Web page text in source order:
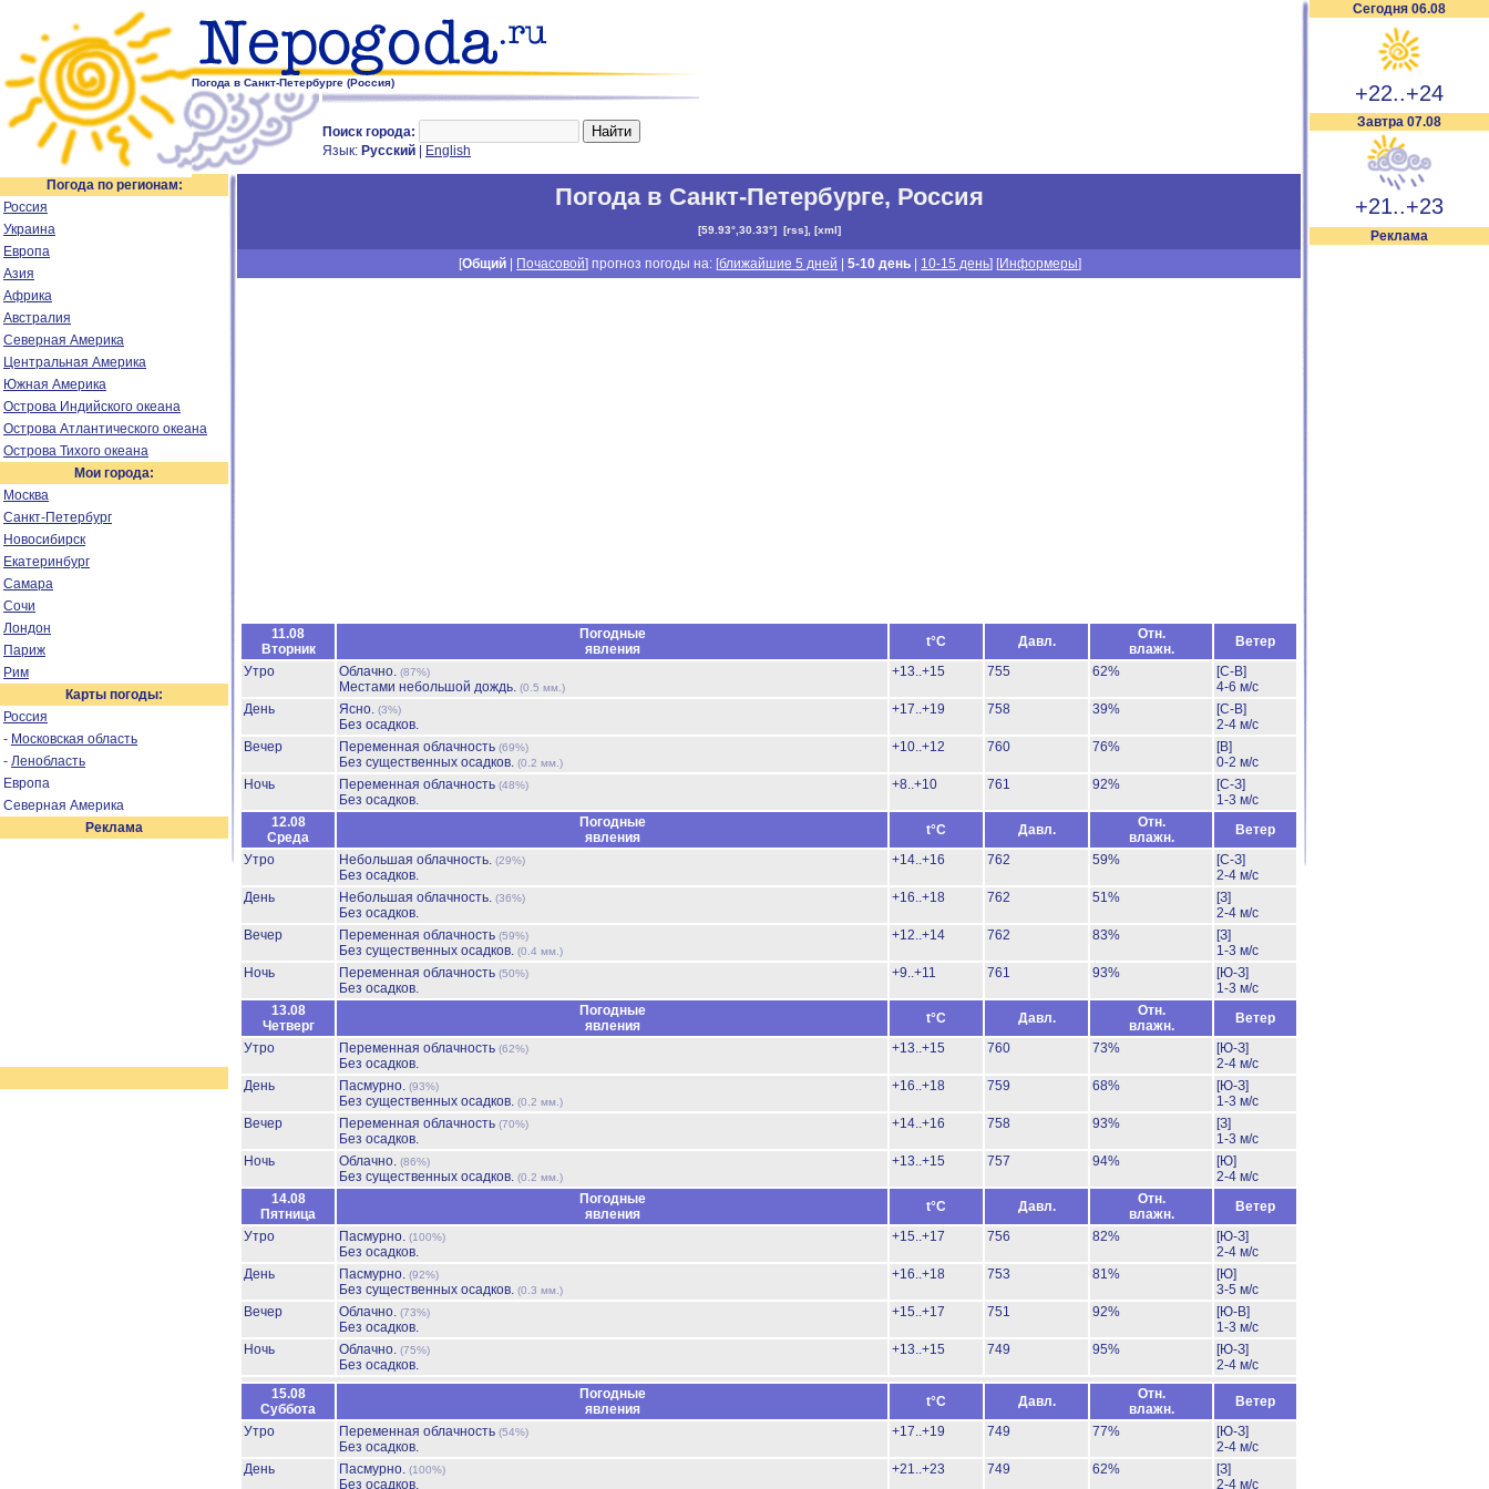
Погода в Санкт-Петербурге (Россия)
Поиск города:
Язык: Русский English
Сегодня 06.08
+22..+24
Завтра 07.08
+21..+23
Реклама
Погода по регионам:
Россия
Украина
Европа
Азия
Африка
Австралия
Северная Америка
Центральная Америка
Южная Америка
Острова Индийского океана
Острова Атлантического океана
Острова Тихого океана
Мои города:
Москва
Санкт-Петербург
Новосибирск
Екатеринбург
Самара
Сочи
Лондон
Париж
Рим
Карты погоды:
Россия
- Московская область
- Ленобласть
Европа
Северная Америка
Реклама
Погода в Санкт-Петербурге, Россия
[59.93°,30.33°] [rss], [xml]
[Общий Почасовой] прогноз погоды на: [ближайшие 5 дней |5-10 день 10-15 день] [Информеры]
11.08
Вторник
Погодные
явления
t°C Давл.
Отн.
влажн.
Ветер
Утро
Облачно. (87%)
Местами небольшой дождь. (0.5 мм.)
+13..+15 755 62%
[С-В]
4-6 м/с
День
Ясно. (3%)
Без осадков.
+17..+19 758 39%
[С-В]
2-4 м/с
Вечер
Переменная облачность (69%)
Без существенных осадков. (0.2 мм.)
+10..+12 760 76%
[В]
0-2 м/с
Ночь
Переменная облачность (48%)
Без осадков.
+8..+10 761 92%
[С-З]
1-3 м/с
12.08
Среда
Погодные
явления
t°C Давл.
Отн.
влажн.
Ветер
Утро
Небольшая облачность. (29%)
Без осадков.
+14..+16 762 59%
[С-З]
2-4 м/с
День
Небольшая облачность. (36%)
Без осадков.
+16..+18 762 51%
[З]
2-4 м/с
Вечер
Переменная облачность (59%)
Без существенных осадков. (0.4 мм.)
+12..+14 762 83%
[З]
1-3 м/с
Ночь
Переменная облачность (50%)
Без осадков.
+9..+11 761 93%
[Ю-З]
1-3 м/с
13.08
Четверг
Погодные
явления
t°C Давл.
Отн.
влажн.
Ветер
Утро
Переменная облачность (62%)
Без осадков.
+13..+15 760 73%
[Ю-З]
2-4 м/с
День
Пасмурно. (93%)
Без существенных осадков. (0.2 мм.)
+16..+18 759 68%
[Ю-З]
1-3 м/с
Вечер
Переменная облачность (70%)
Без осадков.
+14..+16 758 93%
[З]
1-3 м/с
Ночь
Облачно. (86%)
Без существенных осадков. (0.2 мм.)
+13..+15 757 94%
[Ю]
2-4 м/с
14.08
Пятница
Погодные
явления
t°C Давл.
Отн.
влажн.
Ветер
Утро
Пасмурно. (100%)
Без осадков.
+15..+17 756 82%
[Ю-З]
2-4 м/с
День
Пасмурно. (92%)
Без существенных осадков. (0.3 мм.)
+16..+18 753 81%
[Ю]
3-5 м/с
Вечер
Облачно. (73%)
Без осадков.
+15..+17 751 92%
[Ю-В]
1-3 м/с
Ночь
Облачно. (75%)
Без осадков.
+13..+15 749 95%
[Ю-З]
2-4 м/с
15.08
Суббота
Погодные
явления
t°C Давл.
Отн.
влажн.
Ветер
Утро
Переменная облачность (54%)
Без осадков.
+17..+19 749 77%
[Ю-З]
2-4 м/с
День
Пасмурно. (100%)
Без осадков.
+21..+23 749 62%
[З]
2-4 м/с